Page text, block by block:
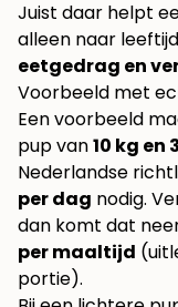
Juist daar helpt
alleen naar
eetgedrag en
Voorbeeld met
Een voorbeeld
pup van10 kg en
Nederlandse
per dag nodig.
dan komt dat
per maaltijd
portie).